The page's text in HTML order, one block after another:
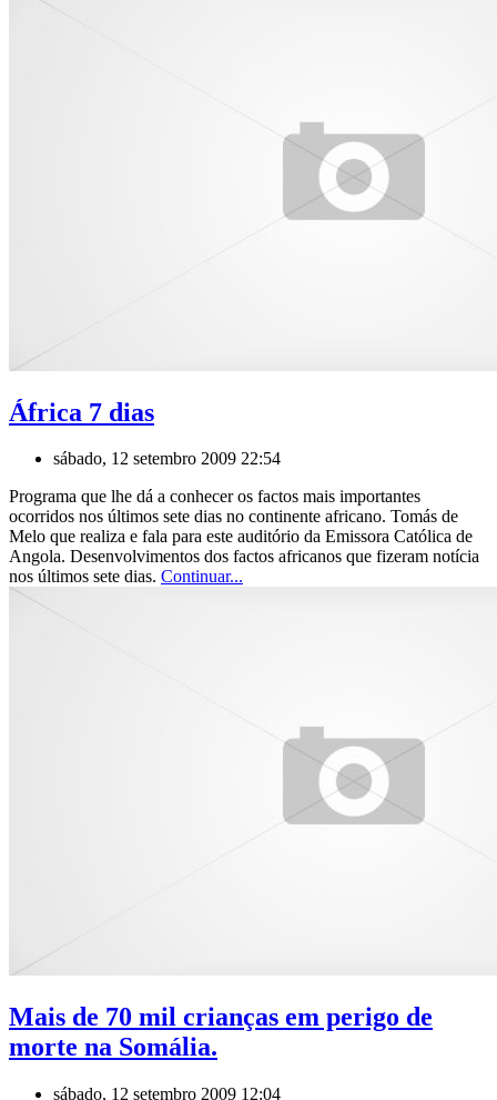
África 7 dias
sábado, 12 setembro 2009 22:54
Programa que lhe dá a conhecer os factos mais importantes
ocorridos nos últimos sete dias no continente africano. Tomás de
Melo que realiza e fala para este auditório da Emissora Católica de
Angola. Desenvolvimentos dos factos africanos que fizeram notícia
nos últimos sete dias. Continuar...
Mais de 70 mil crianças em perigo de
morte na Somália.
sábado, 12 setembro 2009 12:04